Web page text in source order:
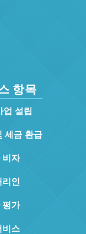
항목
업 설립
세금 환급
비자
리인
평가
비스